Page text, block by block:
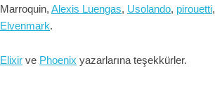
Marroquin, Alexis Luengas, Usolando, pirouetti,
Elvenmark.
Elixir ve Phoenix yazarlarına teşekkürler.